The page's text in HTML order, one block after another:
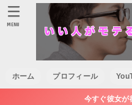
ホーム プロフィール
MENU
今すぐ彼女が